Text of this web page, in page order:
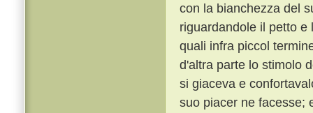
con la bianchezza del
riguardandole il petto
quali infra piccol
d'altra parte lo stimolo
si giaceva e
suo piacer ne facesse;